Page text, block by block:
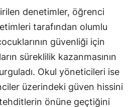
Trabzon
Tunceli
Şanlıurfa
Uşak
Van
denetimler, öğrenci
tarafından olumlu
güvenliği için
süreklilik kazanmasının
Okul yöneticileri ise
üzerindeki güven hissini
tehditlerin önüne geçtiğini